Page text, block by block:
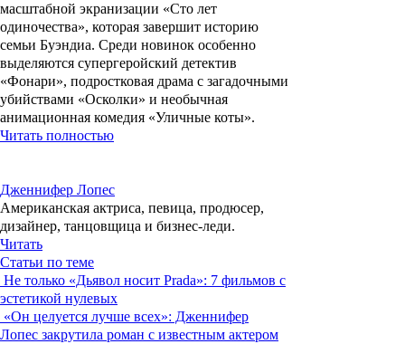
масштабной экранизации «Сто лет
одиночества», которая завершит историю
семьи Буэндиа. Среди новинок особенно
выделяются супергеройский детектив
«Фонари», подростковая драма с загадочными
убийствами «Осколки» и необычная
анимационная комедия «Уличные коты».
Читать полностью
Дженнифер Лопес
Американская актриса, певица, продюсер,
дизайнер, танцовщица и бизнес-леди.
Читать
Статьи по теме
Не только «Дьявол носит Prada»: 7 фильмов с
эстетикой нулевых
«Он целуется лучше всех»: Дженнифер
Лопес закрутила роман с известным актером